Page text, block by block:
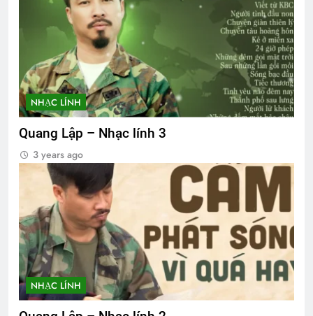
NHẠC LÍNH
Quang Lập – Nhạc lính 3
3 years ago
NHẠC LÍNH